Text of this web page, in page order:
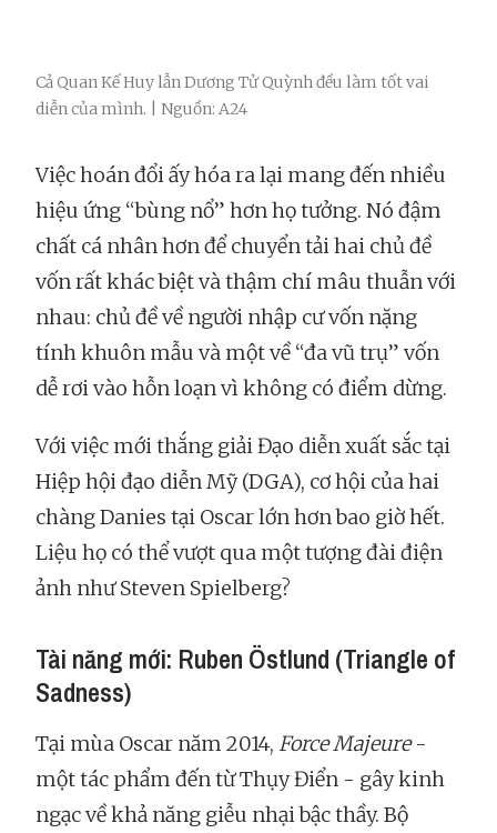
Cả Quan Kế Huy lẫn Dương Tử Quỳnh đều làm tốt vai
diễn của mình. | Nguồn: A24
Việc hoán đổi ấy hóa ra lại mang đến nhiều
hiệu ứng “bùng nổ” hơn họ tưởng. Nó đậm
chất cá nhân hơn để chuyển tải hai chủ đề
vốn rất khác biệt và thậm chí mâu thuẫn với
nhau: chủ đề về người nhập cư vốn nặng
tính khuôn mẫu và một về “đa vũ trụ” vốn
dễ rơi vào hỗn loạn vì không có điểm dừng.
Với việc mới thắng giải Đạo diễn xuất sắc tại
Hiệp hội đạo diễn Mỹ (DGA), cơ hội của hai
chàng Danies tại Oscar lớn hơn bao giờ hết.
Liệu họ có thể vượt qua một tượng đài điện
ảnh như Steven Spielberg?
Tài năng mới: Ruben Östlund (Triangle of
Sadness)
Tại mùa Oscar năm 2014, Force Majeure-
một tác phẩm đến từ Thụy Điển - gây kinh
ngạc về khả năng giễu nhại bậc thầy. Bộ